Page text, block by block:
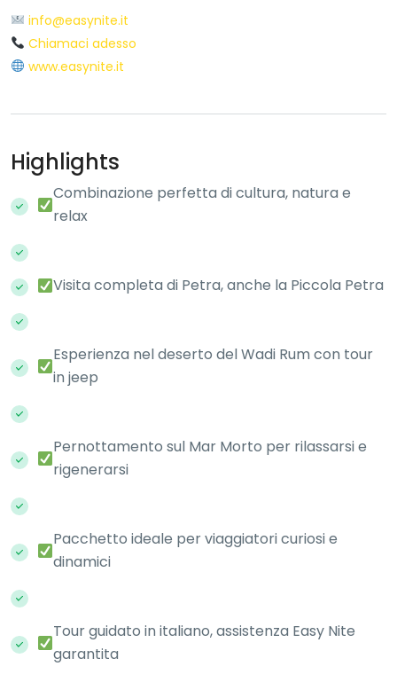
info@easynite.it
Chiamaci adesso
www.easynite.it
Highlights
Combinazione perfetta di cultura, natura e
relax
Visita completa di Petra, anche la Piccola Petra
Esperienza nel deserto del Wadi Rum con tour
in jeep
Pernottamento sul Mar Morto per rilassarsi e
rigenerarsi
Pacchetto ideale per viaggiatori curiosi e
dinamici
Tour guidato in italiano, assistenza Easy Nite
garantita